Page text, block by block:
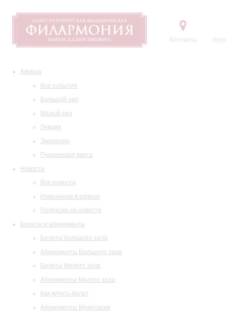
Контакты
Афиша
Все события
Большой зал
Малый зал
Лекции
Экскурсии
Пушкинская карта
Новости
Все новости
Изменения в афише
Подписка на новости
Билеты и абонементы
Билеты Большого зала
Абонементы Большого зала
Билеты Малого зала
Абонементы Малого зала
Как купить билет
Абонементы Музитория